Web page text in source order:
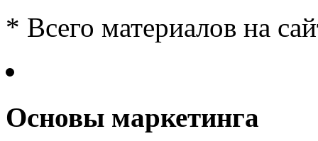
* Всего материалов на
Основы маркетинга